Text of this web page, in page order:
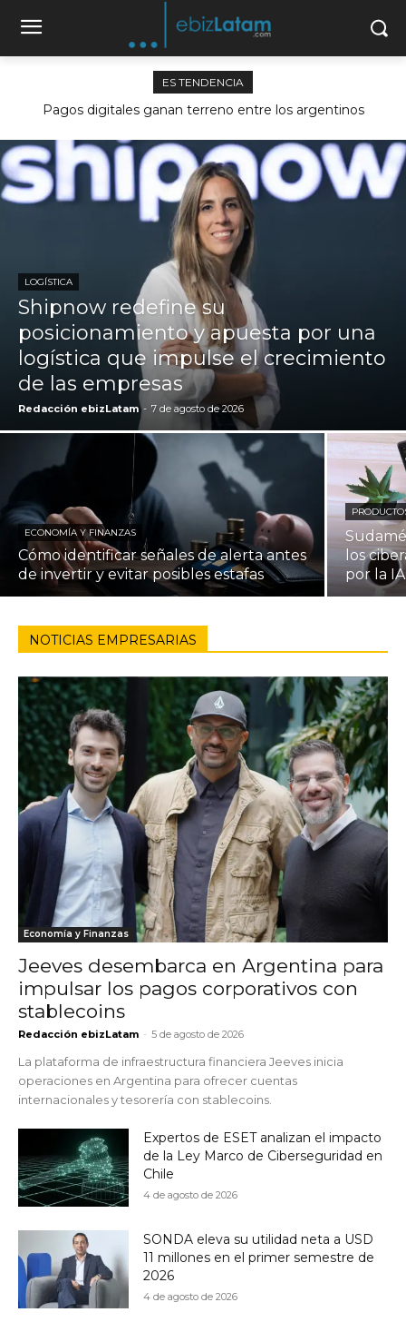
ES TENDENCIA
Pagos digitales ganan terreno entre los argentinos
LOGÍSTICA
Shipnow redefine su
posicionamiento y apuesta por una
logística que impulse el crecimiento
de las empresas
Redacción ebizLatam - 7 de agosto de 2026
ECONOMÍA Y FINANZAS
Cómo identificar señales de alerta antes
de invertir y evitar posibles estafas
los
por la
NOTICIAS EMPRESARIAS
Economía y Finanzas
Jeeves desembarca en Argentina para
impulsar los pagos corporativos con
stablecoins
Redacción ebizLatam - 5 de agosto de 2026
La plataforma de infraestructura financiera Jeeves inicia
operaciones en Argentina para ofrecer cuentas
internacionales y tesorería con stablecoins.
Expertos de ESET analizan el impacto
de la Ley Marco de Ciberseguridad en
Chile
4 de agosto de 2026
SONDA eleva su utilidad neta a USD
11 millones en el primer semestre de
2026
4 de agosto de 2026